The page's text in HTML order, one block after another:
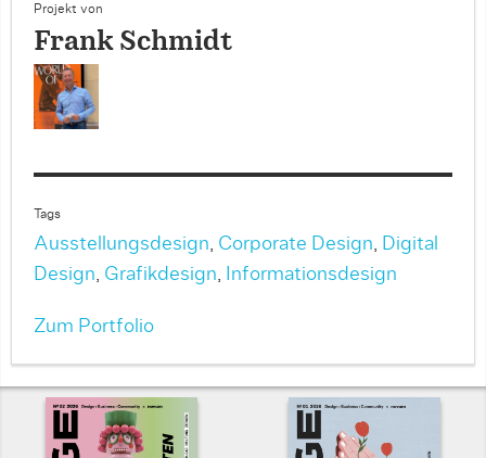
Projekt von
Frank Schmidt
Tags
Ausstellungsdesign, Corporate Design, Digital
Design, Grafikdesign, Informationsdesign
Zum Portfolio